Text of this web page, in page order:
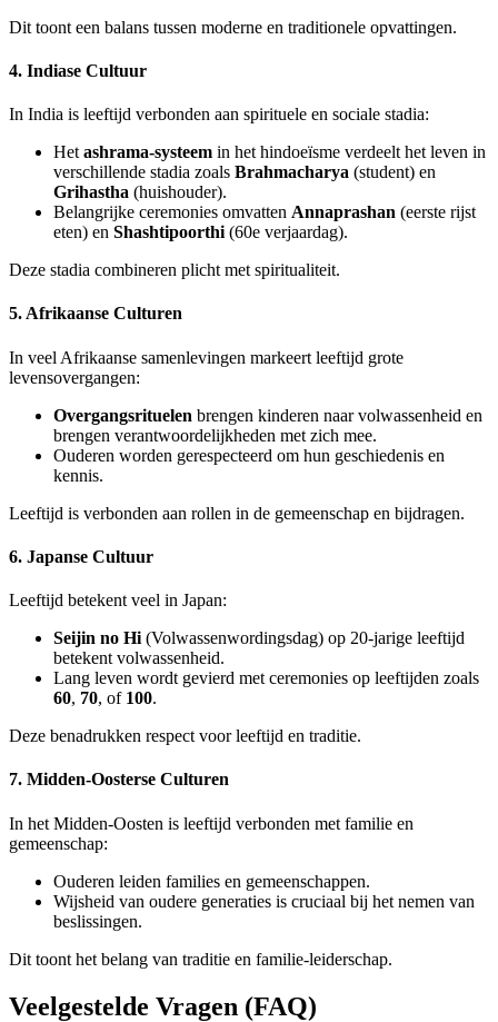
Dit toont een balans tussen moderne en traditionele opvattingen.
4. Indiase Cultuur
In India is leeftijd verbonden aan spirituele en sociale stadia:
Het ashrama-systeem in het hindoeïsme verdeelt het leven in
verschillende stadia zoals Brahmacharya (student) en
Grihastha (huishouder).
Belangrijke ceremonies omvatten Annaprashan (eerste rijst
eten) en Shashtipoorthi (60e verjaardag).
Deze stadia combineren plicht met spiritualiteit.
5. Afrikaanse Culturen
In veel Afrikaanse samenlevingen markeert leeftijd grote
levensovergangen:
Overgangsrituelen brengen kinderen naar volwassenheid en
brengen verantwoordelijkheden met zich mee.
Ouderen worden gerespecteerd om hun geschiedenis en
kennis.
Leeftijd is verbonden aan rollen in de gemeenschap en bijdragen.
6. Japanse Cultuur
Leeftijd betekent veel in Japan:
Seijin no Hi (Volwassenwordingsdag) op 20-jarige leeftijd
betekent volwassenheid.
Lang leven wordt gevierd met ceremonies op leeftijden zoals
60, 70, of 100.
Deze benadrukken respect voor leeftijd en traditie.
7. Midden-Oosterse Culturen
In het Midden-Oosten is leeftijd verbonden met familie en
gemeenschap:
Ouderen leiden families en gemeenschappen.
Wijsheid van oudere generaties is cruciaal bij het nemen van
beslissingen.
Dit toont het belang van traditie en familie-leiderschap.
Veelgestelde Vragen (FAQ)